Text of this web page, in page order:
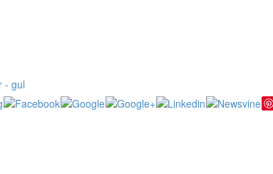
- gul